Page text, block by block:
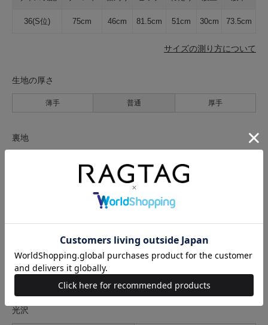
36(S位) 75cm 46cm 81.5cm 51cm 30cm 73.5cm
サイズの測り方について
生地の厚さ
薄手 普通 厚手
裏地
伸縮性
なし あり
光沢